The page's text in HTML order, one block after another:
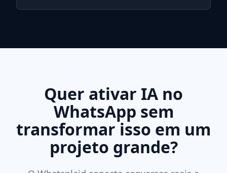
Quer ativar IA no
WhatsApp sem
transformar isso em um
projeto grande?